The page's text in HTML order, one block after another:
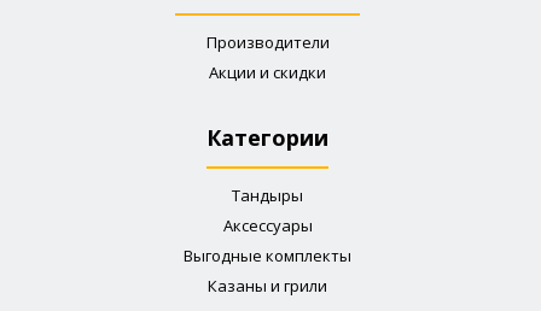
Производители
Акции и скидки
Категории
Тандыры
Аксессуары
Выгодные комплекты
Казаны и грили